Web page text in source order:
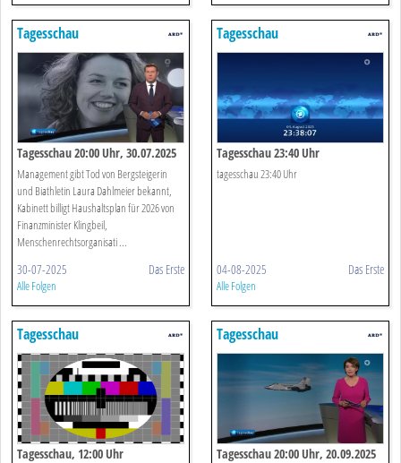
Tagesschau
Tagesschau 20:00 Uhr, 30.07.2025
Management gibt Tod von Bergsteigerin
und Biathletin Laura Dahlmeier bekannt,
Kabinett billigt Haushaltsplan für 2026 von
Finanzminister Klingbeil,
Menschenrechtsorganisati ...
30-07-2025 Das Erste
Alle Folgen
Tagesschau
Tagesschau 23:40 Uhr
tagesschau 23:40 Uhr
04-08-2025 Das Erste
Alle Folgen
Tagesschau
Tagesschau, 12:00 Uhr
Tagesschau
Tagesschau 20:00 Uhr, 20.09.2025